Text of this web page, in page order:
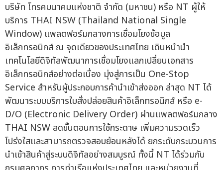
บริษัท โทรคมนาคมแห่งชาติ จำกัด (มหาชน) หรือ NT ผู้ให้
บริการ THAI NSW (Thailand National Single
Window) แพลตฟอร์มกลางการเชื่อมโยงข้อมูล
อิเล็กทรอนิกส์ ณ จุดเดียวของประเทศไทย เดินหน้านำ
เทคโนโลยีดิจิทัลพัฒนาการเชื่อมโยงแลกเปลี่ยนเอกสาร
อิเล็กทรอนิกส์อย่างต่อเนื่อง มุ่งสู่การเป็น One-Stop
Service สำหรับผู้ประกอบการค้านำเข้าส่งออก ล่าสุด NT ได้
พัฒนาระบบบริการใบสั่งปล่อยสินค้าอิเล็กทรอนิกส์ หรือ e-
D/O (Electronic Delivery Order) ผ่านแพลตฟอร์มกลาง
THAI NSW ลดขั้นตอนการใช้กระดาษ เพิ่มความรวดเร็ว
โปร่งใสและสามารถตรวจสอบย้อนหลังได้ ยกระดับกระบวนการ
นำเข้าสินค้าสู่ระบบดิจิทัลอย่างสมบูรณ์ ทั้งนี้ NT ได้ร่วมกับ